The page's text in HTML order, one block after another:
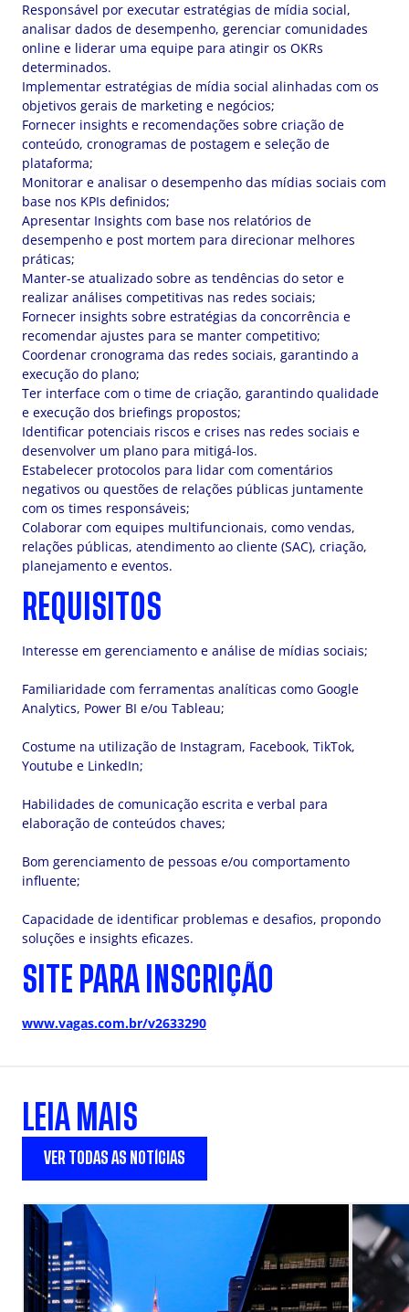
Responsável por executar estratégias de mídia social,
analisar dados de desempenho, gerenciar comunidades
online e liderar uma equipe para atingir os OKRs
determinados.
Implementar estratégias de mídia social alinhadas com os
objetivos gerais de marketing e negócios;
Fornecer insights e recomendações sobre criação de
conteúdo, cronogramas de postagem e seleção de
plataforma;
Monitorar e analisar o desempenho das mídias sociais com
base nos KPIs definidos;
Apresentar Insights com base nos relatórios de
desempenho e post mortem para direcionar melhores
práticas;
Manter-se atualizado sobre as tendências do setor e
realizar análises competitivas nas redes sociais;
Fornecer insights sobre estratégias da concorrência e
recomendar ajustes para se manter competitivo;
Coordenar cronograma das redes sociais, garantindo a
execução do plano;
Ter interface com o time de criação, garantindo qualidade
e execução dos briefings propostos;
Identificar potenciais riscos e crises nas redes sociais e
desenvolver um plano para mitigá-los.
Estabelecer protocolos para lidar com comentários
negativos ou questões de relações públicas juntamente
com os times responsáveis;
Colaborar com equipes multifuncionais, como vendas,
relações públicas, atendimento ao cliente (SAC), criação,
planejamento e eventos.
REQUISITOS
Interesse em gerenciamento e análise de mídias sociais;
Familiaridade com ferramentas analíticas como Google
Analytics, Power BI e/ou Tableau;
Costume na utilização de Instagram, Facebook, TikTok,
Youtube e LinkedIn;
Habilidades de comunicação escrita e verbal para
elaboração de conteúdos chaves;
Bom gerenciamento de pessoas e/ou comportamento
influente;
Capacidade de identificar problemas e desafios, propondo
soluções e insights eficazes.
SITE PARA INSCRIÇÃO
www.vagas.com.br/v2633290
LEIA MAIS
VER TODAS AS NOTÍCIAS